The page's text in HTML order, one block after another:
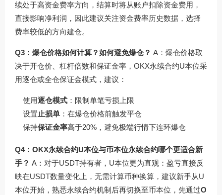
续处于高资金费率方向，结算时将从账户扣除资金费用，
直接影响净利润，因此建议关注资金费率历史数据，选择
费率较低的方向建仓。
Q3：爆仓价格如何计算？如何避免爆仓？ A：爆仓价格取
决于开仓价、杠杆倍数和保证金率，OKX永续合约U本位采
用逐仓或全仓保证金模式，建议：
使用逐仓模式 ：限制单笔亏损上限
设置 止损单 ：在爆仓价格前触发平仓
保持保证金率高于20%，避免极端行情下连环爆仓
Q4：OKX永续合约U本位与币本位永续合约哪个更适合新
手？ A：对于USDT持有者，U本位更为直观：盈亏直接反
映在USDT数量变化上，无需计算币种换算，建议新手从U
本位开始，熟悉永续合约机制后再切换至币本位，先通过O